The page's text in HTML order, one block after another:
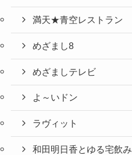
満天★青空レストラン
めざまし8
めざましテレビ
よ～いドン
ラヴィット
和田明日香とゆる宅飲み